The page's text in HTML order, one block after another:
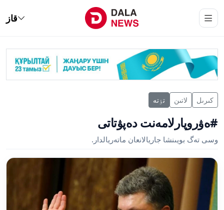
قاز
كىرىل لاتىن تٶتە
#ەۋروپارلامەنت دەپۋتاتى
وسى تەگ بويىنشا جاريالانعان ماتەريالدار.